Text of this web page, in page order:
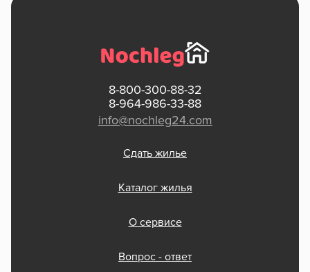
8-800-300-88-32
8-964-986-33-88
info@nochleg24.com
Сдать жилье
Каталог жилья
О сервисе
Вопрос - ответ